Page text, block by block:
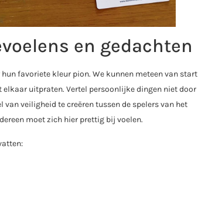
en gedachten
favoriete kleur pion. We kunnen meteen van start
uitpraten. Vertel persoonlijke dingen niet door
veiligheid te creëren tussen de spelers van het
moet zich hier prettig bij voelen.